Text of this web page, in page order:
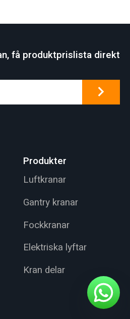
förinställda vägar
säkerhets- och
lasthanteringsfunktio
fungerar via
programmerad
få produktprislista direkt
Produkter
Luftkranar
Gantry kranar
Fockkranar
Elektriska lyftar
Kran delar